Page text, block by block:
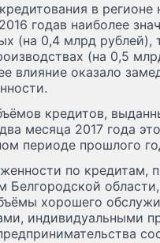
в регионе
годав наиболее
(на 0,4 млрд рублей),
(на 0,5
влияние оказало
кредитов,
месяца 2017 года
периоде прошлого
по кредитам,
Белгородской
хорошего
индивидуальными